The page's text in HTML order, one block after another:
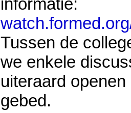
informatie:
Tussen de
we enkele
uiteraard
gebed.